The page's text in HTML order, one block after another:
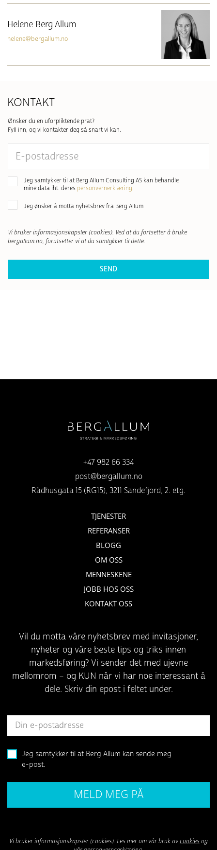
Helene Berg Allum
helene@bergallum.no
KONTAKT
Ønsker du en uforpliktende prat?
Fyll inn, og vi kontakter deg så snart vi kan.
E-
postadresse
Samtykke *
Jeg samtykker til at Berg Allum Consulting AS kan behandle
mine data iht. deres personvernerklæring.
Nyhetsbrev
Jeg ønsker å motta nyhetsbrev fra Berg Allum
Vi bruker informasjonskapsler (cookies). Ved at du fortsetter å bruke
bergallum.no, forutsetter vi at du samtykker til dette.
+47 982 66 334
post@bergallum.no
Rådhusgata 15 (RG15), 3211 Sandefjord, 2. etg.
TJENESTER
REFERANSER
BLOGG
OM OSS
MENNESKENE
JOBB HOS OSS
KONTAKT OSS
Vil du motta våre nyhetsbrev med invitasjoner,
nyheter og våre beste tips og triks innen
markedsføring? Vi sender det med ujevne
mellomrom – og KUN når vi har noe interessant å
dele. Skriv din epost i feltet under.
Jeg samtykker til at Berg Allum kan sende meg
e-post.
Vi bruker informasjonskapsler (cookies). Les mer om vår bruk avcookiesog